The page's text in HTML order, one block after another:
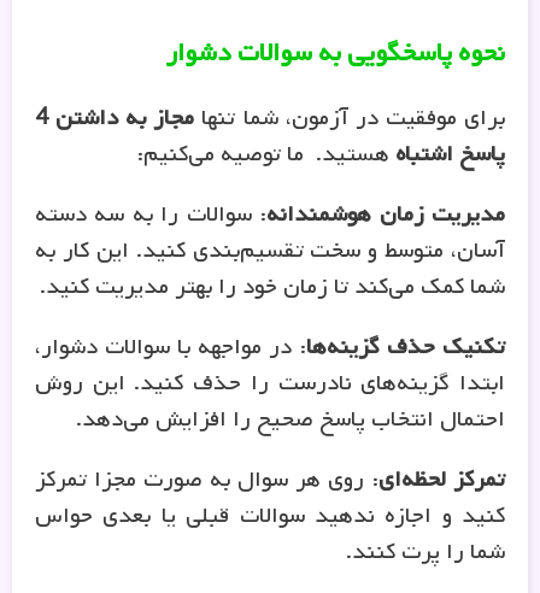
نحوه پاسخگویی به سوالات دشوار
برای موفقیت در آزمون، شما تنها
مجاز به داشتن 4
پاسخ اشتباه هستید. ما توصیه می‌کنیم:
مدیریت زمان هوشمندانه: سوالات را به سه دسته
آسان، متوسط و سخت تقسیم‌بندی کنید. این کار به
شما کمک می‌کند تا زمان خود را بهتر مدیریت کنید.
تکنیک حذف گزینه‌ها: در مواجهه با سوالات دشوار،
ابتدا گزینه‌های نادرست را حذف کنید. این روش
احتمال انتخاب پاسخ صحیح را افزایش می‌دهد.
تمرکز لحظه‌ای: روی هر سوال به صورت مجزا تمرکز
کنید و اجازه ندهید سوالات قبلی یا بعدی حواس
شما را پرت کنند.